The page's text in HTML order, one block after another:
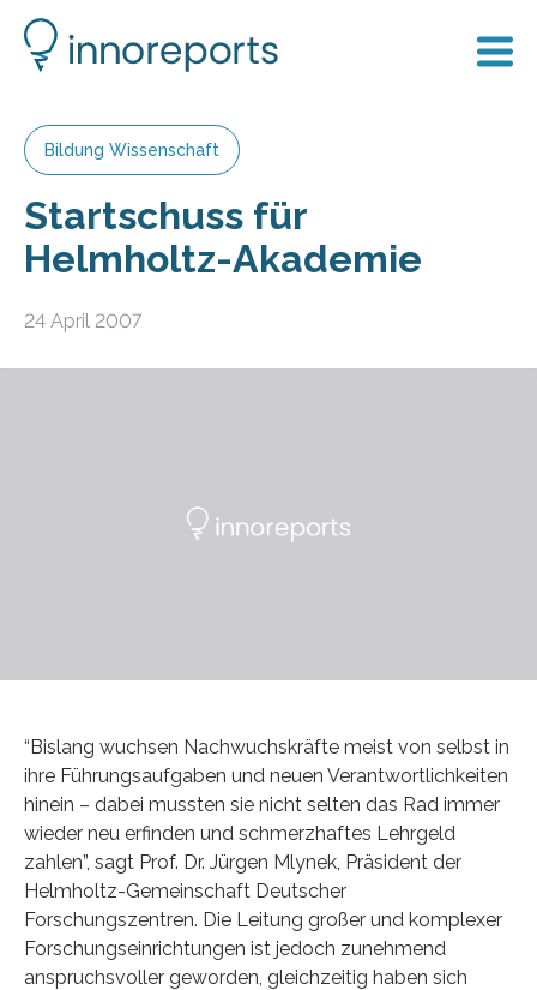
Bildung Wissenschaft
Startschuss für
Helmholtz-Akademie
24 April 2007
“Bislang wuchsen Nachwuchskräfte meist von selbst in
ihre Führungsaufgaben und neuen Verantwortlichkeiten
hinein – dabei mussten sie nicht selten das Rad immer
wieder neu erfinden und schmerzhaftes Lehrgeld
zahlen”, sagt Prof. Dr. Jürgen Mlynek, Präsident der
Helmholtz-Gemeinschaft Deutscher
Forschungszentren. Die Leitung großer und komplexer
Forschungseinrichtungen ist jedoch zunehmend
anspruchsvoller geworden, gleichzeitig haben sich